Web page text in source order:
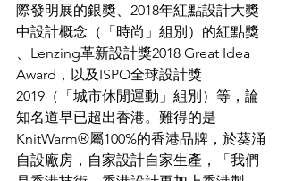
際發明展​的​銀獎、2018年紅點設計大獎
中設計概念​（「時尚」組別）的紅點獎​
、Lenzing革新設計獎2018 Great Idea
Award，以及ISPO全球設計獎
2019（「城市休閒運動」組別​）等，論
知名道早已超出香港。難得的是
KnitWarm®屬100%的香港品牌，於葵涌
自設廠房，自家設計自家生產，「我們